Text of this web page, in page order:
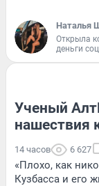
Наталья
Открыла
деньги
Ученый
нашествия
14 часов 6 627
«Плохо, как
Кузбасса и его